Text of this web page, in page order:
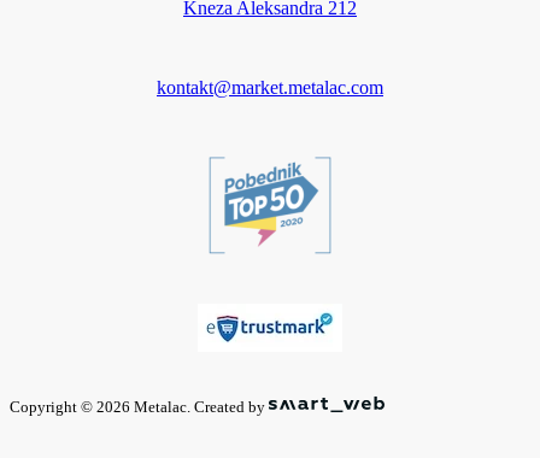
Kneza Aleksandra 212
kontakt@market.metalac.com
Copyright © 2026 Metalac. Created by